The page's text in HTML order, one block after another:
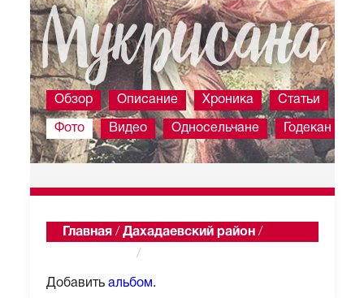
Мукрисана
Обзор Описание Хроника Статьи
Фото Видео Односельчане Годекан
Главная / Дахадаевский район /
/
Добавить альбом .